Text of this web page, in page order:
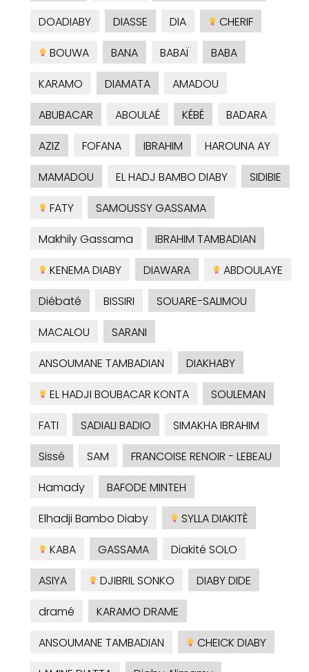
DOADIABY
DIASSE DIA
CHERIF
BOUWA
BANA BABAÏ
BABA
KARAMO
DIAMATA
AMADOU
ABUBACAR
ABOULAÉ KÉBÉ
BADARA
AZIZ
FOFANA IBRAHIM
HAROUNA AY
MAMADOU
EL HADJ BAMBO DIABY
SIDIBIE
FATY
SAMOUSSY GASSAMA
Makhily Gassama
IBRAHIM TAMBADIAN
KENEMA DIABY
DIAWARA
ABDOULAYE
Diébaté
BISSIRI
SOUARE-SALIMOU
MACALOU
SARANI
ANSOUMANE TAMBADIAN
DIAKHABY
EL HADJI BOUBACAR KONTA
SOULEMAN
FATI
SADIALI BADIO
SIMAKHA IBRAHIM
Sissé
SAM
FRANCOISE RENOIR - LEBEAU
Hamady
BAFODE MINTEH
Elhadji Bambo Diaby
SYLLA DIAKITÈ
KABA
GASSAMA
Diakité SOLO
ASIYA
DJIBRIL SONKO
DIABY DIDE
dramé
KARAMO DRAME
ANSOUMANE TAMBADIAN
CHEICK DIABY